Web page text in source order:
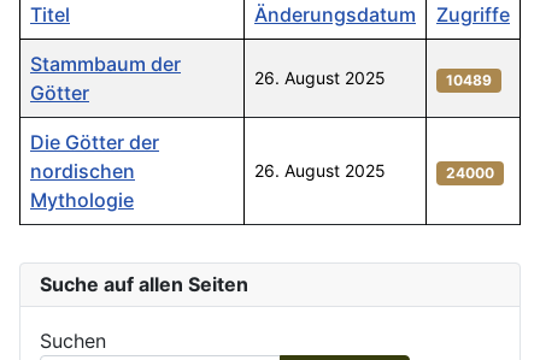
Titel Änderungsdatum Zugriffe
Stammbaum der
Götter
26. August 2025 10489
Die Götter der
nordischen
Mythologie
26. August 2025 24000
Suche auf allen Seiten
Suchen